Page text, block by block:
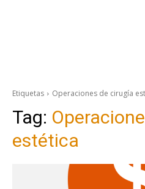
Etiquetas Operaciones de cirugía
Tag:
estética